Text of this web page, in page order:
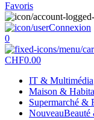
Favoris
Connexion
0
CHF0.00
IT & Multimédia
Maison &
Supermarché &
NouveauBeauté